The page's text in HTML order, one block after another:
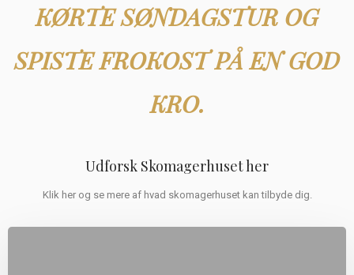
KØRTE SØNDAGSTUR OG
SPISTE FROKOST PÅ EN GOD
KRO.
Udforsk Skomagerhuset her
Klik her og se mere af hvad skomagerhuset kan tilbyde dig.